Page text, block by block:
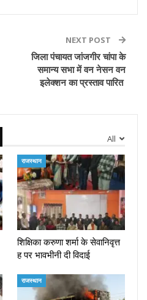
NEXT POST
जिला पंचायत जांजगीर चांपा के
समान्य सभा में वन नेसन वन
इलेक्शन का प्रस्ताव पारित
All
राजस्थान
शिक्षिका करुणा शर्मा के सेवानिवृत्त
ह पर भावभीनी दी विदाई
राजस्थान